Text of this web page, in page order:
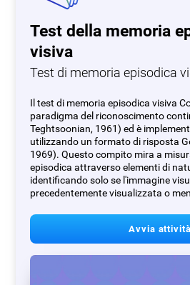
Test della memoria
visiva
Test di memoria episodica
Il test di memoria episodica visiva
paradigma del riconoscimento
Teghtsoonian, 1961) ed è
utilizzando un formato di risposta
1969). Questo compito mira a
episodica attraverso elementi di
identificando solo se l'immagine
precedentemente visualizzata o
Avvia attività